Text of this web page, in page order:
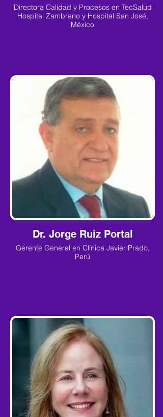
Directora Calidad y Procesos en TecSalud
Hospital Zambrano y Hospital San José,
México
Dr. Jorge Ruiz Portal
Gerente General en Clínica Javier Prado,
Perú